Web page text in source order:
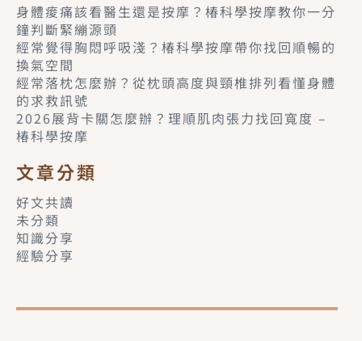
身體痠痛該看醫生還是按摩？椿科學按摩教你一分
鐘判斷緊繃源頭
經常覺得胸悶呼吸淺？椿科學按摩帶你找回順暢的
換氣空間
經常落枕怎麼辦？從枕頭高度與頸椎排列看懂身體
的求救訊號
2026展背卡關怎麼辦？理順肌肉張力找回寬度 –
椿科學按摩
文章分類
好文共讀
未分類
知識分享
經驗分享